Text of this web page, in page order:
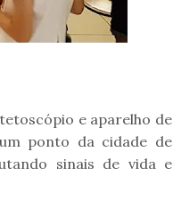
e aparelho de
ponto da cidade de
sinais de vida e